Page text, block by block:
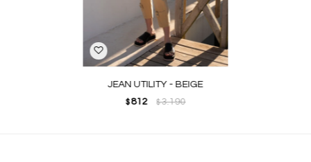
JEAN UTILITY - BEIGE
$ 812 $3.190